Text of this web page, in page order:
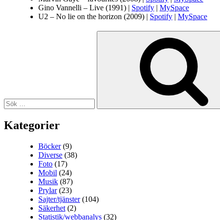
Gino Vannelli – Live (1991) | Spotify | MySpace
U2 – No lie on the horizon (2009) | Spotify | MySpace
Kategorier
Böcker(9)
Diverse (38)
Foto (17)
Mobil (24)
Musik (87)
Prylar(23)
Sajter/tjänster(104)
Säkerhet (2)
Statistik/webbanalys (32)